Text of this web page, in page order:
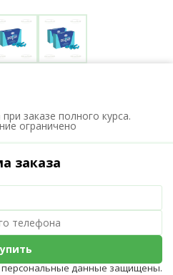
заказе полного курса.
ограничено
заказа
данные защищены.